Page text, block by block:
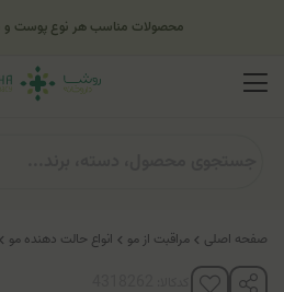
صفحه اصلی مراقبت از مو انواع حالت دهنده مو
محصولات مناسب هر نوع پوست و